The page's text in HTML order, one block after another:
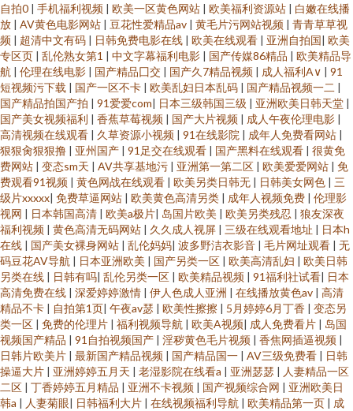
自拍0 | 手机福利视频 | 欧美一区黄色网站 | 欧美福利资源站 | 白嫩在线播
放 | AV黄色电影网站 | 豆花性爱精品av | 黄毛片污网站视频 | 青青草草视
频 | 超清中文有码 | 日韩免费电影在线 | 欧美在线观看 | 亚洲自拍国| 欧美
专区页 | 乱伦熟女第1 | 中文字幕福利电影 | 国产传媒86精品 | 欧美精品导
航 | 伦理在线电影 | 国产精品囗交 | 国产久7精品视频 | 成人福利A∨ | 91
短视频污下载 | 国产一区不卡 | 欧美乱妇日本乱码 | 国产精品视频一二 |
国产精品拍国产拍 | 91爱爱com| 日本三级韩国三级 | 亚洲欧美日韩天堂 |
国产美女视频福利 | 香蕉草莓视频 | 国产大片视频 | 成人午夜伦理电影 |
高清视频在线观看 | 久草资源小视频 | 91在线影院 | 成年人免费看网站 |
狠狠肏狠狠撸 | 亚州国产 | 91足交在线观看 | 国产黑料在线观看 | 很黄免
费网站 | 变态sm天 | AV共享基地污 | 亚洲第一第二区 | 欧美爱爱网站 | 免
费观看91视频 | 黄色网战在线观看 | 欧美另类日韩无 | 日韩美女网色 | 三
级片xxxxx| 免费草逼网站 | 欧美黄色高清另类 | 成年人视频免费 | 伦理影
视网 | 日本韩国高清 | 欧美a极片| 岛国片欧美 | 欧美另类残忍 | 狼友深夜
福利视频 | 黄色高清无码网站 | 久久成人视屏 | 三级在线观看地址 | 日本h
在线 | 国产美女裸身网站 | 乱伦妈妈| 波多野洁衣影音 | 毛片网址观看 | 无
码豆花AV导航 | 日本亚洲欧美 | 国产另类一区 | 欧美高清乱妇 | 欧美日韩
另类在线 | 日韩有吗| 乱伦另类一区 | 欧美精品视频 | 91福利社试看| 日本
高清免费在线 | 深爱婷婷激情 | 伊人色成人亚洲 | 在线播放黄色av | 高清
精品不卡 | 自拍第1页| 午夜av瑟 | 欧美性擦擦 | 5月婷婷6月丁香 | 变态另
类一区 | 免费的伦理片 | 福利视频导航 | 欧美A视频| 成人免费看片 | 岛国
视频国产精品 | 91自拍视频国产 | 淫秽黄色毛片视频 | 香焦网插逼视频 |
日韩片欧美片 | 最新国产精品视频 | 国产精品国一 | AV三级免费看 | 日韩
操逼大片 | 亚洲婷婷五月天 | 老湿影院在线看a | 亚洲瑟瑟 | 人妻精品一区
二区 | 丁香婷婷五月精品 | 亚洲不卡视频 | 国产视频综合网 | 亚洲欧美日
韩a | 人妻菊眼| 日韩福利大片 | 在线视频福利导航 | 欧美精品第一页 | 成